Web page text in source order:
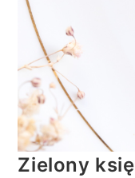
Zielony